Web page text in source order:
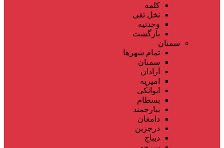
کلمه
نخل تقی
وحدتیه
بازگشت
سمنان
تمام شهر‌ها
سمنان
آرادان
امیریه
ایوانکی
بسطام
بیارجمند
دامغان
درجزین
دیباج